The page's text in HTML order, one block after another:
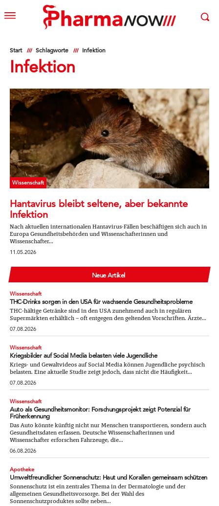
Start Schlagworte Infektion
Infektion
Wissenschaft
Hantavirus bleibt seltene, aber bekannte
Infektion
Nach aktuellen internationalen Hantavirus-Fällen beschäftigen sich auch in
Europa Gesundheitsbehörden und Wissenschafterinnen und
Wissenschafter...
11.05.2026
Neue Artikel
Wissenschaft
THC-Drinks sorgen in den USA für wachsende Gesundheitsprobleme
THC-hältige Getränke sind in den USA zunehmend auch in regulären
Supermärkten erhältlich – oft entgegen den geltenden Vorschriften. Ärzte...
07.08.2026
Wissenschaft
Kriegsbilder auf Social Media belasten viele Jugendliche
Kriegs- und Gewaltvideos auf Social Media können Jugendliche psychisch
belasten. Eine aktuelle Studie zeigt jedoch, dass nicht die Häufigkeit...
07.08.2026
Wissenschaft
Auto als Gesundheitsmonitor: Forschungsprojekt zeigt Potenzial für
Früherkennung
Das Auto könnte künftig nicht nur Menschen transportieren, sondern auch
Gesundheitsdaten erfassen. Deutsche Wissenschafterinnen und
Wissenschafter erforschen Fahrzeuge, die...
06.08.2026
Apotheke
Umweltfreundlicher Sonnenschutz: Haut und Korallen gemeinsam schützen
Sonnenschutz ist ein zentrales Thema in der Dermatologie und der
allgemeinen Gesundheitsvorsorge. Bei der Wahl des
Sonnenschutzproduktes sollte neben...